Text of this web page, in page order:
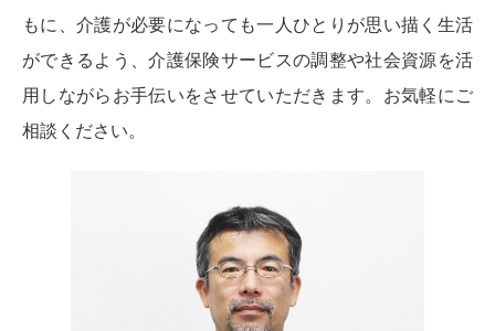
もに、介護が必要になっても一人ひとりが思い描く生活
ができるよう、介護保険サービスの調整や社会資源を活
用しながらお手伝いをさせていただきます。お気軽にご
相談ください。